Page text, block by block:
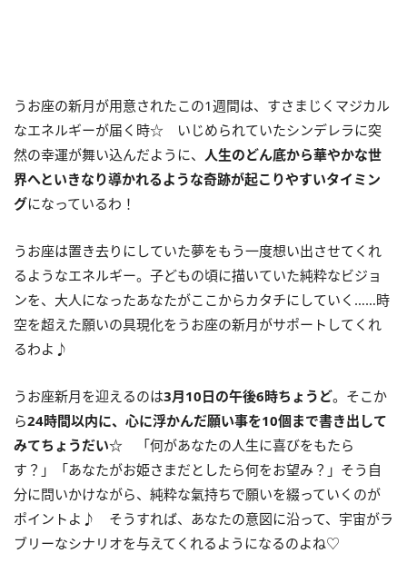
うお座の新月が用意されたこの1週間は、すさまじくマジカル
なエネルギーが届く時☆ いじめられていたシンデレラに突
然の幸運が舞い込んだように、 人生のどん底から華やかな世
界へといきなり導かれるような奇跡が起こりやすいタイミン
グになっているわ！
うお座は置き去りにしていた夢をもう一度想い出させてくれ
るようなエネルギー。子どもの頃に描いていた純粋なビジョ
ンを、大人になったあなたがここからカタチにしていく……時
空を超えた願いの具現化をうお座の新月がサポートしてくれ
るわよ♪
うお座新月を迎えるのは3月10日の午後6時ちょうど。そこか
ら24時間以内に、 心に浮かんだ願い事を10個まで書き出して
みてちょうだい☆ 「何があなたの人生に喜びをもたら
す？」「あなたがお姫さまだとしたら何をお望み？」そう自
分に問いかけながら、純粋な氣持ちで願いを綴っていくのが
ポイントよ♪ そうすれば、あなたの意図に沿って、宇宙がラ
ブリーなシナリオを与えてくれるようになるのよね♡